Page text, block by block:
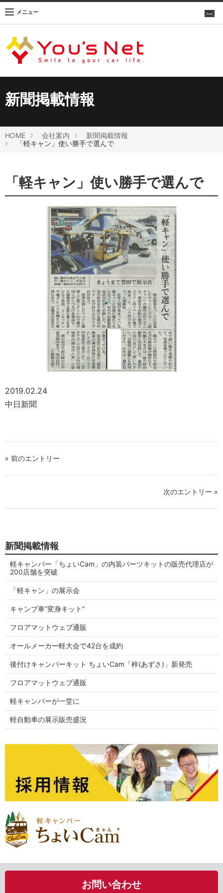
メニュー
新聞掲載情報
HOME 会社案内
新聞掲載情報
「軽キャン」使い勝手で選んで
「軽キャン」使い勝手で選んで
2019.02.24
中日新聞
« 前のエントリー
次のエントリー »
新聞掲載情報
軽キャンパー「ちょいCam」の内装パーツキットの販売代理店が
200店舗を突破
「軽キャン」の展示会
キャンプ車”変身キット”
フロアマットウェブ通販
オールメーカー軽大会で42台を成約
後付けキャンパーキット ちょいCam「梓(あずさ)」新発売
フロアマットウェブ通販
軽キャンパーが一堂に
軽自動車の展示販売盛況
お問い合わせ